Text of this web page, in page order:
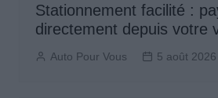
Stationnement facilité :
directement depuis votre
Auto Pour Vous 5 août 2026